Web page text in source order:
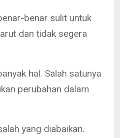
benar sulit untuk
dan tidak segera
hal. Salah satunya
perubahan dalam
yang diabaikan.